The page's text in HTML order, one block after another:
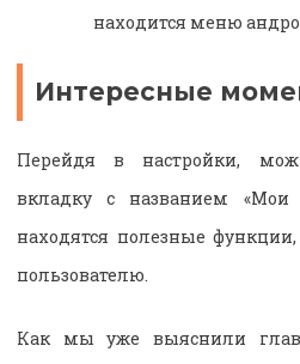
находится меню
Интересные
Перейдя в настройки,
вкладку с названием «Мои
находятся полезные
пользователю.
Как мы уже выяснили